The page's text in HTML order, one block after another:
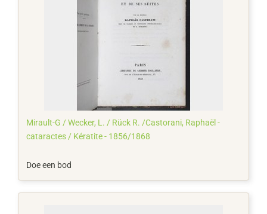
Mirault-G / Wecker, L. / Rück R. /Castorani, Raphaël -
cataractes / Kératite - 1856/1868
Doe een bod